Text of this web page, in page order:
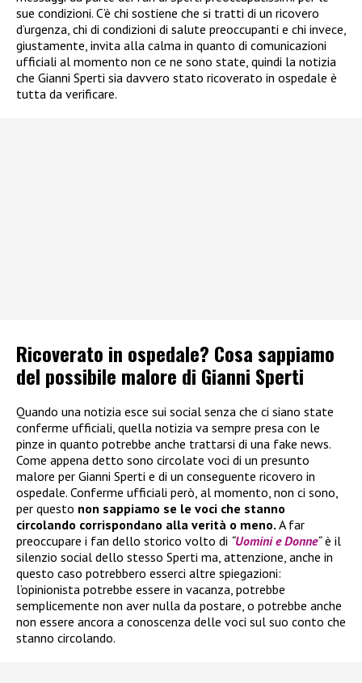
sue condizioni. C’è chi sostiene che si tratti di un ricovero
d’urgenza, chi di condizioni di salute preoccupanti e chi invece,
giustamente, invita alla calma in quanto di comunicazioni
ufficiali al momento non ce ne sono state, quindi la notizia
che Gianni Sperti sia davvero stato ricoverato in ospedale è
tutta da verificare.
Ricoverato in ospedale? Cosa sappiamo
del possibile malore di Gianni Sperti
Quando una notizia esce sui social senza che ci siano state
conferme ufficiali, quella notizia va sempre presa con le
pinze in quanto potrebbe anche trattarsi di una fake news.
Come appena detto sono circolate voci di un presunto
malore per Gianni Sperti e di un conseguente ricovero in
ospedale. Conferme ufficiali però, al momento, non ci sono,
per questo non sappiamo se le voci che stanno
circolando corrispondano alla verità o meno. A far
preoccupare i fan dello storico volto di “Uomini e Donne“è il
silenzio social dello stesso Sperti ma, attenzione, anche in
questo caso potrebbero esserci altre spiegazioni:
l’opinionista potrebbe essere in vacanza, potrebbe
semplicemente non aver nulla da postare, o potrebbe anche
non essere ancora a conoscenza delle voci sul suo conto che
stanno circolando.